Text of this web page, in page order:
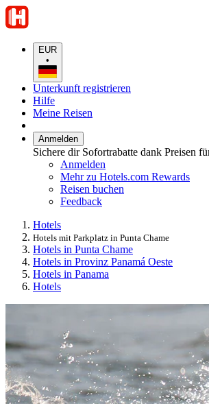
EUR
•
Unterkunft registrieren
Hilfe
Meine Reisen
Anmelden
Sichere dir Sofortrabatte dank Preisen
Anmelden
Mehr zu Hotels.com Rewards
Reisen buchen
Feedback
Hotels
Hotels mit Parkplatz in Punta Chame
Hotels in Punta Chame
Hotels in Provinz Panamá Oeste
Hotels in Panama
Hotels